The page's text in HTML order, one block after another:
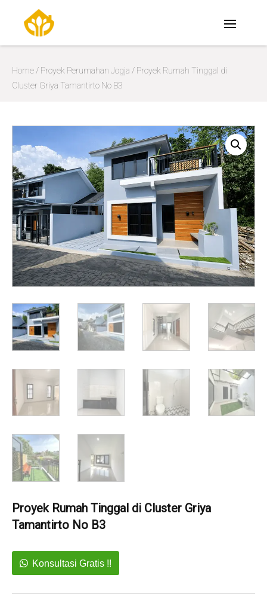
Home / Proyek Perumahan Jogja / Proyek Rumah Tinggal di
Cluster Griya Tamantirto No B3
Proyek Rumah Tinggal di Cluster Griya
Tamantirto No B3
Konsultasi Gratis !!